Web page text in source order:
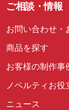
ご相談・情報
お問い合わせ・
商品を探す
お客様の制作事
ノベルティお役
ニュース